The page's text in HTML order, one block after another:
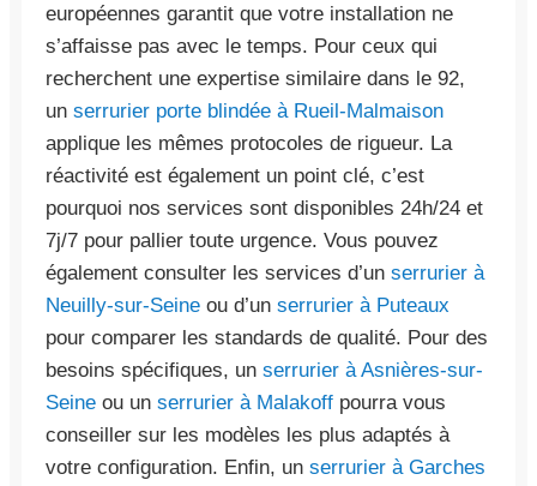
européennes garantit que votre installation ne
s’affaisse pas avec le temps. Pour ceux qui
recherchent une expertise similaire dans le 92,
un serrurier porte blindée à Rueil-Malmaison
applique les mêmes protocoles de rigueur. La
réactivité est également un point clé, c’est
pourquoi nos services sont disponibles 24h/24 et
7j/7 pour pallier toute urgence. Vous pouvez
également consulter les services d’un serrurier à
Neuilly-sur-Seine ou d’un serrurier à Puteaux
pour comparer les standards de qualité. Pour des
besoins spécifiques, un serrurier à Asnières-sur-
Seine ou un serrurier à Malakoff pourra vous
conseiller sur les modèles les plus adaptés à
votre configuration. Enfin, un serrurier à Garches